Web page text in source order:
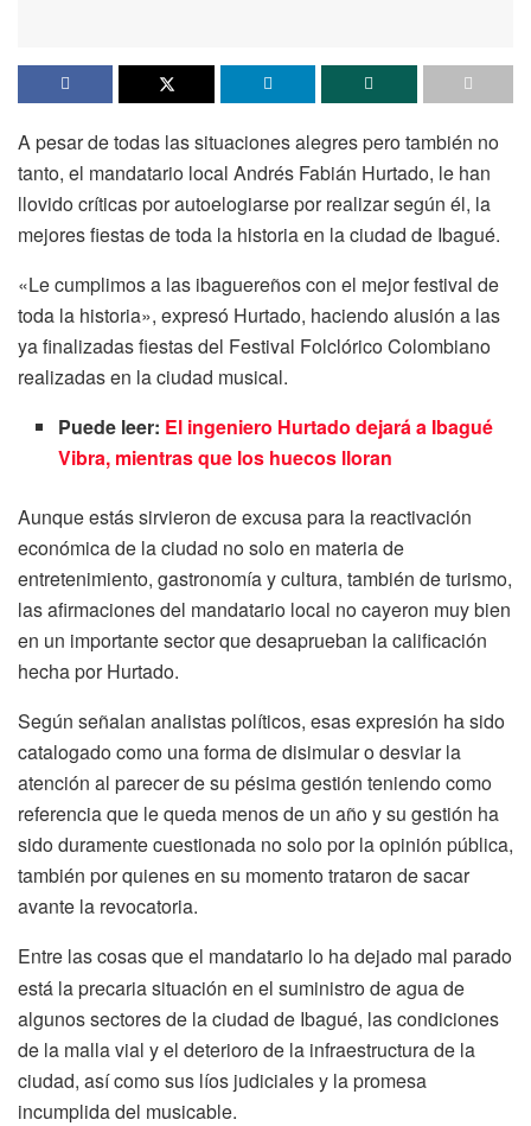
A pesar de todas las situaciones alegres pero también no
tanto, el mandatario local Andrés Fabián Hurtado, le han
llovido críticas por autoelogiarse por realizar según él, la
mejores fiestas de toda la historia en la ciudad de Ibagué.
«Le cumplimos a las ibaguereños con el mejor festival de
toda la historia», expresó Hurtado, haciendo alusión a las
ya finalizadas fiestas del Festival Folclórico Colombiano
realizadas en la ciudad musical.
Puede leer: El ingeniero Hurtado dejará a Ibagué
Vibra, mientras que los huecos lloran
Aunque estás sirvieron de excusa para la reactivación
económica de la ciudad no solo en materia de
entretenimiento, gastronomía y cultura, también de turismo,
las afirmaciones del mandatario local no cayeron muy bien
en un importante sector que desaprueban la calificación
hecha por Hurtado.
Según señalan analistas políticos, esas expresión ha sido
catalogado como una forma de disimular o desviar la
atención al parecer de su pésima gestión teniendo como
referencia que le queda menos de un año y su gestión ha
sido duramente cuestionada no solo por la opinión pública,
también por quienes en su momento trataron de sacar
avante la revocatoria.
Entre las cosas que el mandatario lo ha dejado mal parado
está la precaria situación en el suministro de agua de
algunos sectores de la ciudad de Ibagué, las condiciones
de la malla vial y el deterioro de la infraestructura de la
ciudad, así como sus líos judiciales y la promesa
incumplida del musicable.